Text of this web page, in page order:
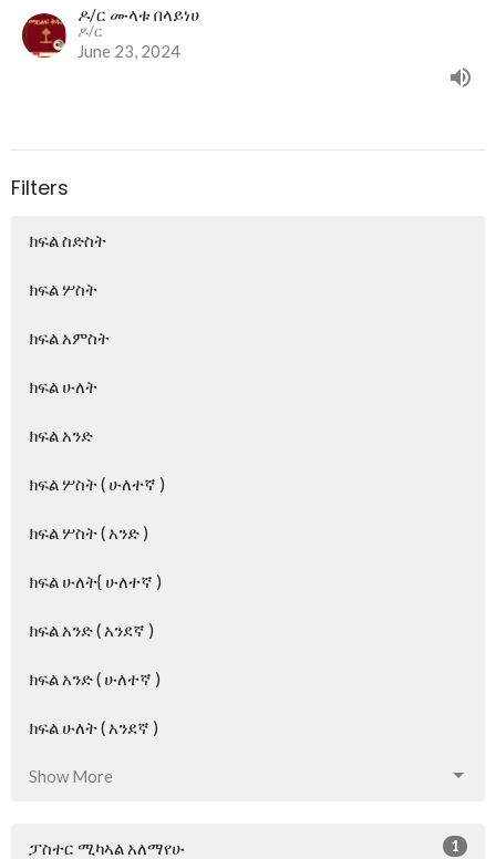
ዶ/ር ሙላቱ በላይነሀ
ዶ/ር
June 23, 2024
Filters
ክፍል ስድስት
ክፍል ሦስት
ክፍል አምስት
ክፍል ሁለት
ክፍል አንድ
ክፍል ሦስት ( ሁለተኛ )
ክፍል ሦስት ( አንድ )
ክፍል ሁለት{ ሁለተኛ )
ክፍል አንድ ( አንደኛ )
ክፍል አንድ ( ሁለተኛ )
ክፍል ሁለት ( አንደኛ )
Show More
ፓስተር ሚካኣል አለማየሁ 1